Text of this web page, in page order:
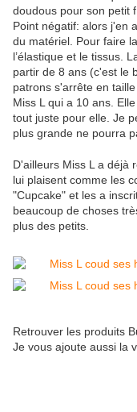
doudous pour son petit
Point négatif: alors j'en
du matériel. Pour faire
l’élastique et le tissus.
partir de 8 ans (c'est le
patrons s'arrête en
Miss L qui a 10 ans.
tout juste pour elle. Je
plus grande ne pourra
D'ailleurs Miss L a déjà
lui plaisent comme les
"Cupcake" et les a
beaucoup de choses
plus des petits.
Retrouver les produits
Je vous ajoute aussi la